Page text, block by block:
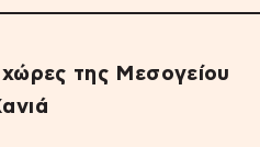
της Μεσογείου